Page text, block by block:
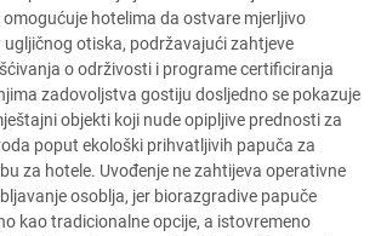
omogućuje hotelima da ostvare mjerljivo
ugljičnog otiska, podržavajući zahtjeve
o održivosti i programe certificiranja
zadovoljstva gostiju dosljedno se pokazuje
objekti koji nude opipljive prednosti za
poput ekološki prihvatljivih papuča za
za hotele. Uvođenje ne zahtijeva operativne
osoblja, jer biorazgradive papuče
kao tradicionalne opcije, a istovremeno